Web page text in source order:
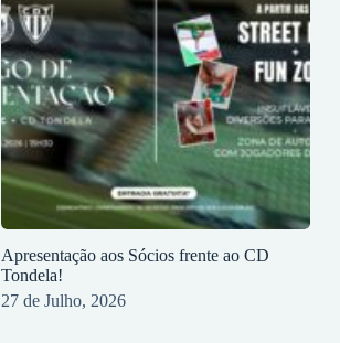
Apresentação aos Sócios frente ao CD
Tondela!
27 de Julho, 2026